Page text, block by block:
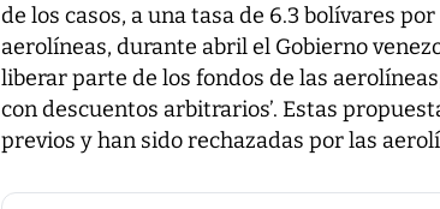
de los casos, a una tasa de 6.3 bolívares
aerolíneas, durante abril el Gobierno
liberar parte de los fondos de las
con descuentos arbitrarios’. Estas
previos y han sido rechazadas por las